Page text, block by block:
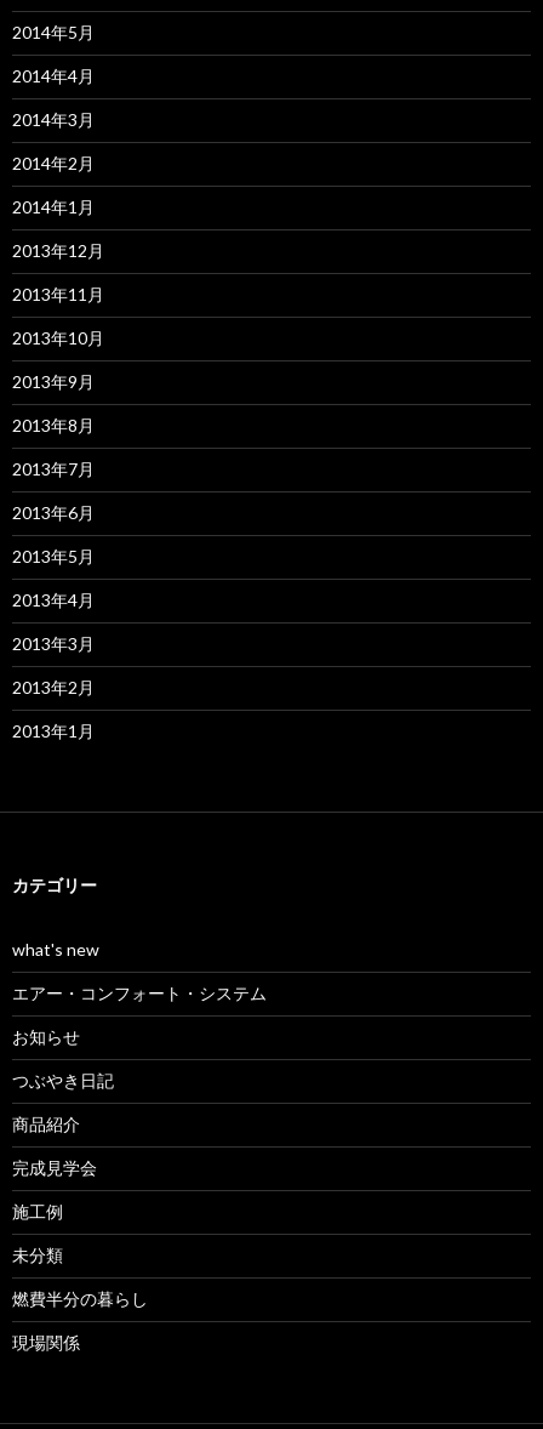
2014年5月
2014年4月
2014年3月
2014年2月
2014年1月
2013年12月
2013年11月
2013年10月
2013年9月
2013年8月
2013年7月
2013年6月
2013年5月
2013年4月
2013年3月
2013年2月
2013年1月
カテゴリー
what's new
エアー・コンフォート・システム
お知らせ
つぶやき日記
商品紹介
完成見学会
施工例
未分類
燃費半分の暮らし
現場関係